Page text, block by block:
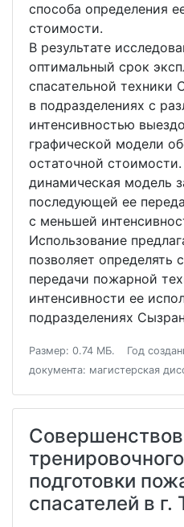
способа определения
стоимости.
В результате
оптимальный срок
спасательной техники
в подразделениях с
интенсивностью
графической модели
остаточной стоимости.
динамическая модель
последующей ее
с меньшей
Использование
позволяет определять
передачи пожарной
интенсивности ее
подразделениях
Размер: 0.74 МБ. Год
документа: магистерская
подготовки
спасателей в г.